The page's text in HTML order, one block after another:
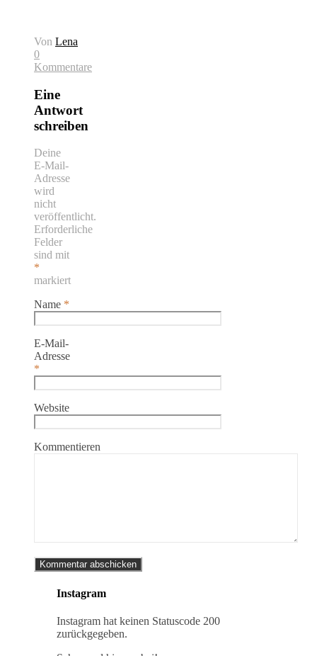
Von Lena
0
Kommentare
Eine
Antwort
schreiben
Deine
E-Mail-
Adresse
wird
nicht
veröffentlicht.
Erforderliche
Felder
sind mit
*
markiert
Name *
E-Mail-
Adresse
*
Website
Kommentieren
Instagram
Instagram hat keinen Statuscode 200
zurückgegeben.